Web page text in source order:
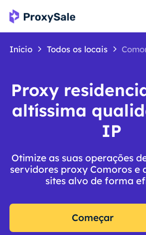
Início Todos os locais
Proxy
altíssima
IP
Otimize as suas operações
servidores proxy Comoros e
sites alvo de forma
Começar